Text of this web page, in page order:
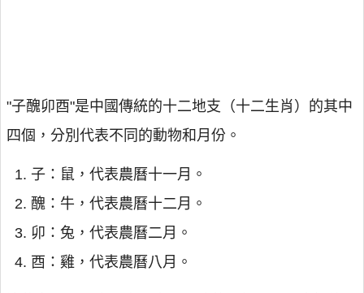
"子醜卯酉"是中國傳統的十二地支（十二生肖）的其中
四個，分別代表不同的動物和月份。
子：鼠，代表農曆十一月。
醜：牛，代表農曆十二月。
卯：兔，代表農曆二月。
酉：雞，代表農曆八月。